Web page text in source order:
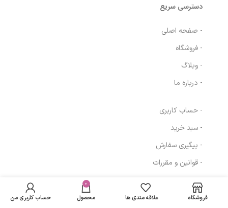
دسترسی سریع
- صفحه اصلی
- فروشگاه
- وبلاگ
- درباره ما
- حساب کاربری
- سبد خرید
- پیگیری سفارش
- قوانین و مقررات
مسیرهای ارتباطی
چشم کلایتون1,244,390 تومان موجود
نمی
باشد فروشگاه علاقه مندی ها
0
محصول حساب کاربری من